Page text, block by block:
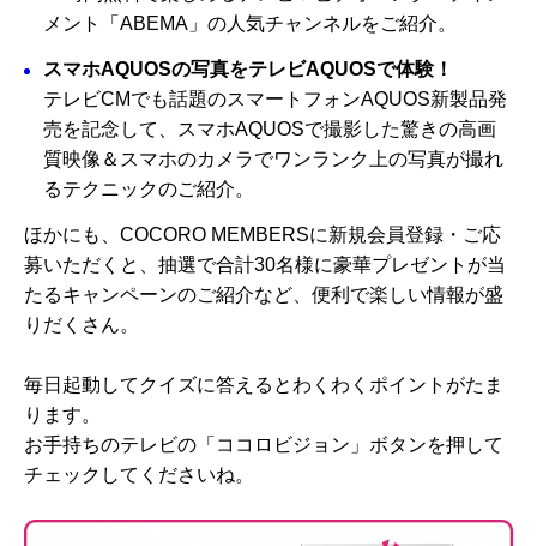
メント「ABEMA」の人気チャンネルをご紹介。
スマホAQUOSの写真をテレビAQUOSで体験！
テレビCMでも話題のスマートフォンAQUOS新製品発
売を記念して、スマホAQUOSで撮影した驚きの高画
質映像＆スマホのカメラでワンランク上の写真が撮れ
るテクニックのご紹介。
ほかにも、 COCORO MEMBERSに新規会員登録・ご応
募いただくと、抽選で合計30名様に豪華プレゼントが当
たるキャンペーンのご紹介など、便利で楽しい情報が盛
りだくさん。
毎日起動してクイズに答えるとわくわくポイントがたま
ります。
お手持ちのテレビの「ココロビジョン」ボタンを押して
チェックしてくださいね。